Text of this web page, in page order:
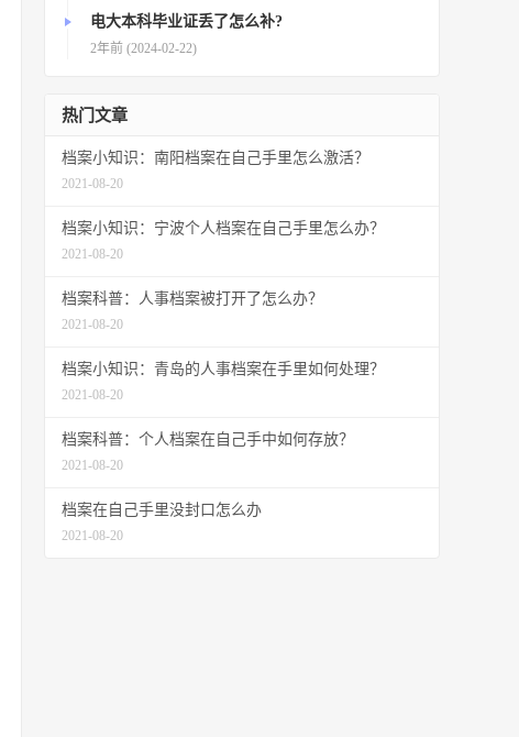
电大本科毕业证丢了怎么补?
2年前 (2024-02-22)
热门文章
档案小知识：南阳档案在自己手里怎么激活？
2021-08-20
档案小知识：宁波个人档案在自己手里怎么办？
2021-08-20
档案科普：人事档案被打开了怎么办？
2021-08-20
档案小知识：青岛的人事档案在手里如何处理？
2021-08-20
档案科普：个人档案在自己手中如何存放？
2021-08-20
档案在自己手里没封口怎么办
2021-08-20